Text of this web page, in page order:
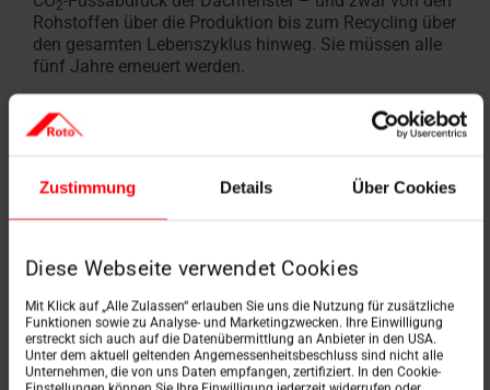
Zustimmung Details Über Cookies
Diese Webseite verwendet Cookies
Mit Klick auf „Alle Zulassen“ erlauben Sie uns die Nutzung für zusätzliche
Funktionen sowie zu Analyse- und Marketingzwecken. Ihre Einwilligung
erstreckt sich auch auf die Datenübermittlung an Anbieter in den USA.
Unter dem aktuell geltenden Angemessenheitsbeschluss sind nicht alle
Unternehmen, die von uns Daten empfangen, zertifiziert. In den Cookie-
2
Rohstoffen über die Produktion bis zum Recycling über
den gesamten Lebenszyklus hinweg. Sie müssen alle
fünf Jahre erneuert werden.
beim RotoQ Schwingfenster Q4 unterstreichen die
erhobenen Werte zahlreiche Produktvorteile. So weisen
Forstwirtschaft besonders niedrige Umweltwirkungen
auf. Darüber hinaus sind die Kunststoff-Ausführungen
gut in einzelne Materialien trenn- und somit sehr gut
recycelbar.